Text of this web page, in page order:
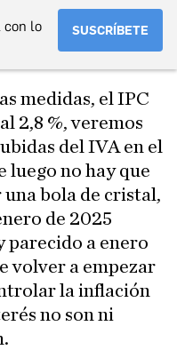
con lo
SUSCRÍBETE
medidas, el IPC
2,8 %, veremos
del IVA en el
no hay que
bola de cristal,
de 2025
parecido a enero
volver a empezar
la inflación
no son ni